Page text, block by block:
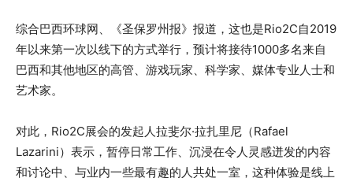
综合巴西环球网、《圣保罗州报》报道，这也是Rio2C自2019
年以来第一次以线下的方式举行，预计将接待1000多名来自
巴西和其他地区的高管、游戏玩家、科学家、媒体专业人士和
艺术家。
对此，Rio2C展会的发起人拉斐尔·拉扎里尼（Rafael
Lazarini）表示，暂停日常工作、沉浸在令人灵感迸发的内容
和讨论中、与业内一些最有趣的人共处一室，这种体验是线上